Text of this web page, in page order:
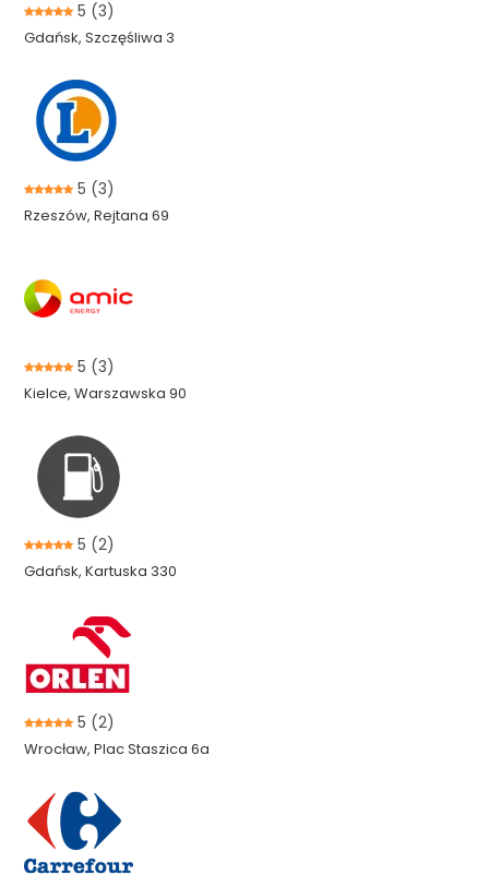
5 (3)
Gdańsk, Szczęśliwa 3
5 (3)
Rzeszów, Rejtana 69
5 (3)
Kielce, Warszawska 90
5 (2)
Gdańsk, Kartuska 330
5 (2)
Wrocław, Plac Staszica 6a